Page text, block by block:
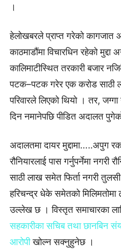
।
हेलोखबरले प्राप्त गरेको कागजात
काठमाडौंमा विचारधिन रहेको मुद्दा
कालिमाटीस्थित तरकारी बजार
पटक–पटक गरेर एक करोड साठी
परिवारले लिएको थियो । तर, जग्गा
दिन नमानेपछि पीडित अदालत
अदालतमा दायर मुद्दामा…..अपुग
रौनियारलाई पास गर्नुपर्नेमा नगरी
साठी लाख समेत फिर्ता नगरी
हरिचन्द्र धेके समेतको मिलिमतोमा
उल्लेख छ । विस्तृत समाचारका
सहकारीका सचिब तथा छानबिन
आरोपीखोल्न सक्नुहुनेछ ।